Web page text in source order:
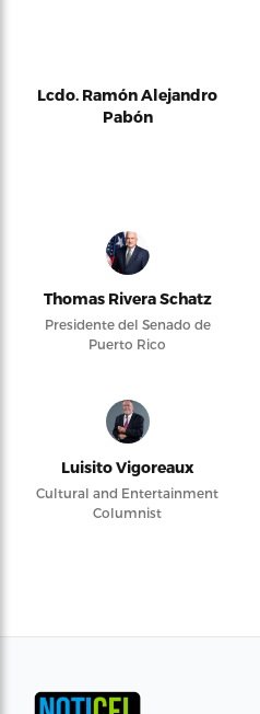
Lcdo. Ramón Alejandro
Pabón
Thomas Rivera Schatz
Presidente del Senado de
Puerto Rico
Luisito Vigoreaux
Cultural and Entertainment
Columnist